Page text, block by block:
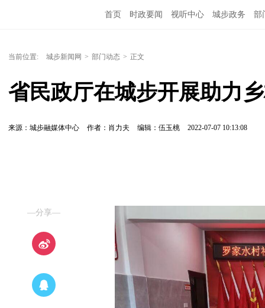
首页 时政要闻 视听中心 城步政务 部
当前位置: 城步新闻网 > 部门动态 > 正文
省民政厅在城步开展助力
来源：城步融媒体中心 作者：肖力夫 编辑：伍玉桃 2022-07-07 10:13:08
—分享—